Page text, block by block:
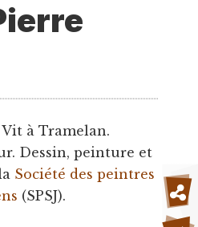
Vit à Tramelan.
Dessin, peinture et
Société des peintres
(SPSJ).